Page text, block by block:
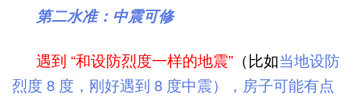
第二水准：中震可修
遇到 “和设防烈度一样的地震” （比如当地设防
烈度 8 度，刚好遇到 8 度中震），房子可能有点